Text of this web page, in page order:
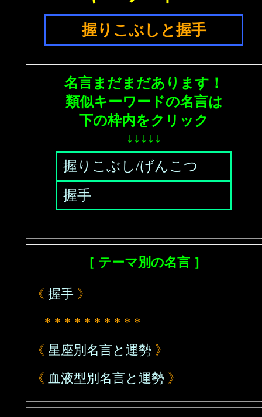
握りこぶしと握手
名言まだまだあります！
類似キーワードの名言は
下の枠内をクリック
↓↓↓↓↓
握りこぶし/げんこつ
握手
［ テーマ別の名言 ］
《 握手 》
* * * * * * * * * *
《 星座別名言と運勢 》
《 血液型別名言と運勢 》